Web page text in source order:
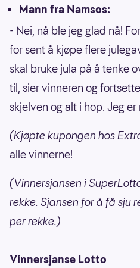
Mann fra Namsos:
- Nei, nå ble jeg glad nå!
for sent å kjøpe flere
skal bruke jula på å tenke
til, sier vinneren og
skjelven og alt i hop. Jeg
(Kjøpte kupongen hos
alle vinnerne!
(Vinnersjansen i
rekke. Sjansen for å få sju
per rekke.)
Vinnersjanse Lotto